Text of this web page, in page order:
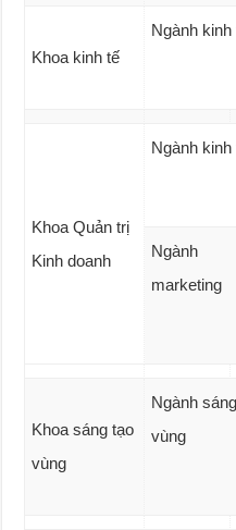
Khoa kinh tế
Ngành kinh
Khoa Quản trị
Kinh doanh
Ngành kinh
Ngành
marketing
Khoa sáng tạo
vùng
Ngành
vùng